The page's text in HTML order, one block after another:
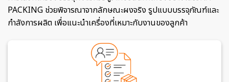
PACKING ช่วยพิจารณาจากลักษณะผงจริง รูปแบบบรรจุภัณฑ์และ
กำลังการผลิต เพื่อแนะนำเครื่องที่เหมาะกับงานของลูกค้า